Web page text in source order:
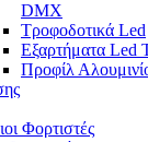
DMX
Τροφοδοτικά Led
Εξαρτήματα Led
Προφίλ
Φορτιστές